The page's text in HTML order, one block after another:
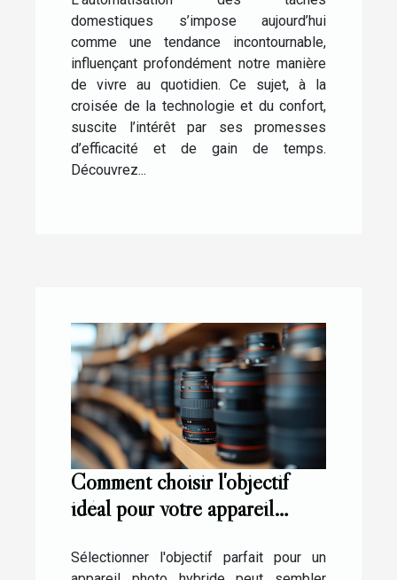
domestiques s’impose aujourd’hui
comme une tendance incontournable,
influençant profondément notre manière
de vivre au quotidien. Ce sujet, à la
croisée de la technologie et du confort,
suscite l’intérêt par ses promesses
d’efficacité et de gain de temps.
Découvrez...
Comment choisir l'objectif
idéal pour votre appareil
Sélectionner l'objectif parfait pour un